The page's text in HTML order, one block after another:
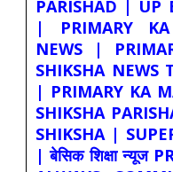
PARISHAD | UP
| PRIMARY KA
NEWS |
SHIKSHA NEWS
| PRIMARY KA
SHIKSHA
SHIKSHA |
| बेसिक शिक्षा न्यूज